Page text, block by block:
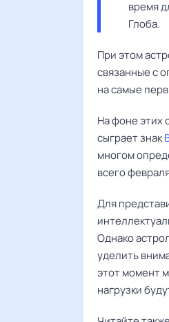
время
Глоба.
При этом
связанные с
на самые
На фоне этих
сыграет знак
многом
всего
Для
Однако
уделить
этот момент
нагрузки